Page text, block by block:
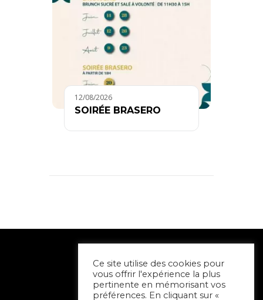
12/08/2026
SOIRÉE BRASERO
Ce site utilise des cookies pour
vous offrir l'expérience la plus
pertinente en mémorisant vos
préférences. En cliquant sur «